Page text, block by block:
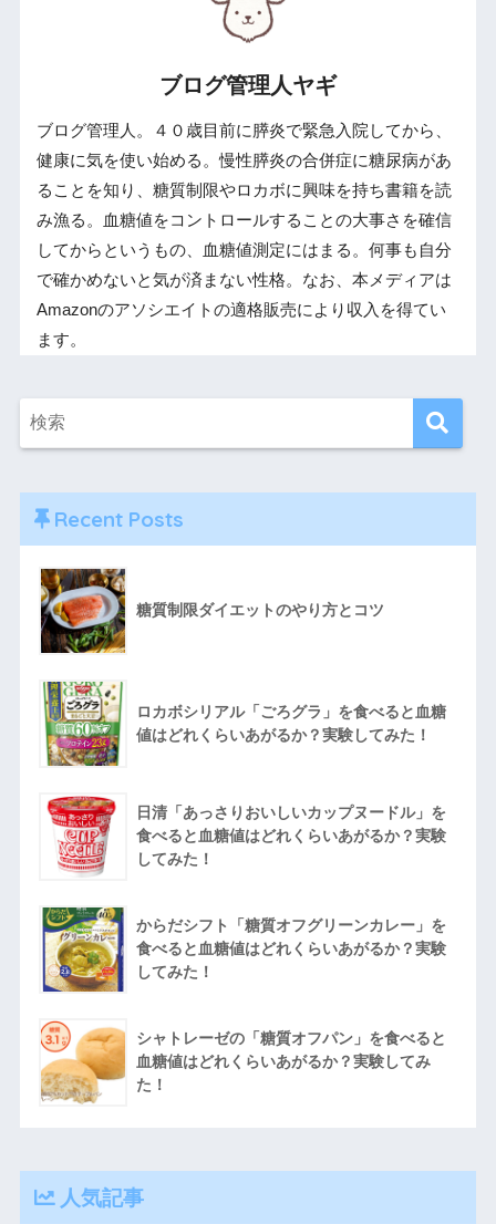
ブログ管理人ヤギ
ブログ管理人。４０歳目前に膵炎で緊急入院してから、
健康に気を使い始める。慢性膵炎の合併症に糖尿病があ
ることを知り、糖質制限やロカボに興味を持ち書籍を読
み漁る。血糖値をコントロールすることの大事さを確信
してからというもの、血糖値測定にはまる。何事も自分
で確かめないと気が済まない性格。なお、本メディアは
Amazonのアソシエイトの適格販売により収入を得てい
ます。
Recent Posts
糖質制限ダイエットのやり方とコツ
ロカボシリアル「ごろグラ」を食べると血糖
値はどれくらいあがるか？実験してみた！
日清「あっさりおいしいカップヌードル」を
食べると血糖値はどれくらいあがるか？実験
してみた！
からだシフト「糖質オフグリーンカレー」を
食べると血糖値はどれくらいあがるか？実験
してみた！
シャトレーゼの「糖質オフパン」を食べると
血糖値はどれくらいあがるか？実験してみ
た！
人気記事